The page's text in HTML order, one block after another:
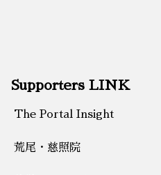
Supporters LINK
The Portal Insight
荒尾・慈照院